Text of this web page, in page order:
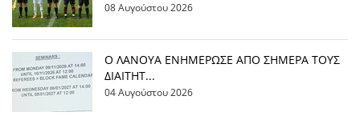
08 Αυγούστου 2026
Ο ΛΑΝΟΥΑ ΕΝΗΜΕΡΩΣΕ ΑΠΟ ΣΗΜΕΡΑ ΤΟΥΣ
ΔΙΑΙΤΗΤ...
04 Αυγούστου 2026